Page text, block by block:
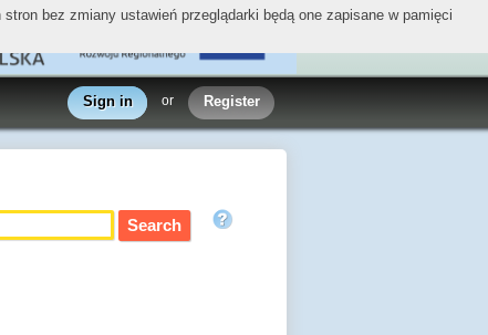
Sign in or Register
bez zmiany ustawień przeglądarki będą one zapisane w pamięci